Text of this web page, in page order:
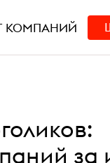
КОМПАНИЙ
за